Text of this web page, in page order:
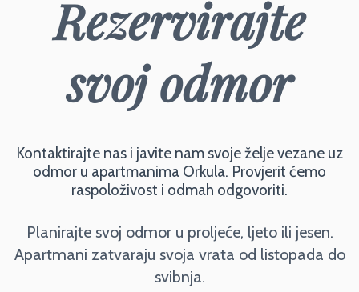
Rezervirajte
svoj odmor
Kontaktirajte nas i javite nam svoje želje vezane uz
odmor u apartmanima Orkula. Provjerit ćemo
raspoloživost i odmah odgovoriti.
Planirajte svoj odmor u proljeće, ljeto ili jesen.
Apartmani zatvaraju svoja vrata od listopada do
svibnja.